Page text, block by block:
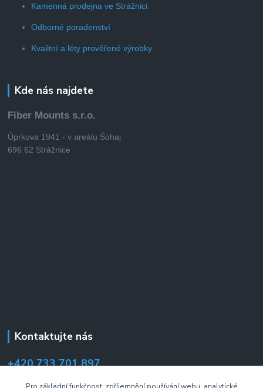
Kamenná prodejna ve Strážnici
Odborné poradenství
Kvalitní a léty prověřené výrobky
Kde nás najdete
Fiber Mounts s.r.o.
Úprkova 1941 - v areálu Šohaj
696 62 Strážnice
Kontaktujte nás
+420 733 701 897